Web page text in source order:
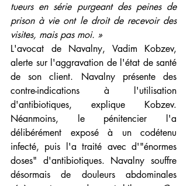
tueurs en série purgeant des peines de
prison à vie ont le droit de recevoir des
visites, mais pas moi. »
L'avocat de Navalny, Vadim Kobzev,
alerte sur l'aggravation de l'état de santé
de son client. Navalny présente des
contre-indications à l'utilisation
d'antibiotiques, explique Kobzev.
Néanmoins, le pénitencier l'a
délibérément exposé à un codétenu
infecté, puis l'a traité avec d'"énormes
doses" d'antibiotiques. Navalny souffre
désormais de douleurs abdominales